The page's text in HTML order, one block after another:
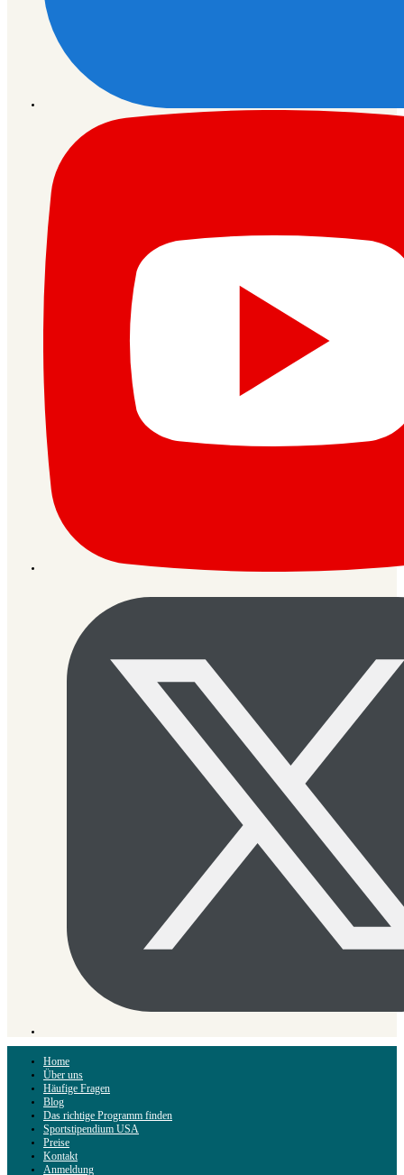
Home
Über uns
Häufige Fragen
Blog
Das richtige Programm finden
Sportstipendium USA
Preise
Kontakt
Anmeldung